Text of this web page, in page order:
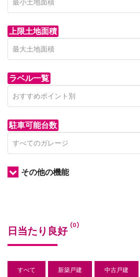
上限土地面積
ラベル一覧
駐車可能台数
その他の機能
日当たり良好 (0)
すべて 新築戸建 中古戸建
top-